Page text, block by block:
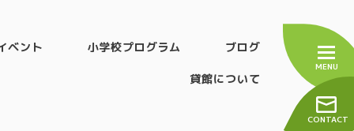
ベント 小学校プログラム ブログ
貸館について
CONTACT